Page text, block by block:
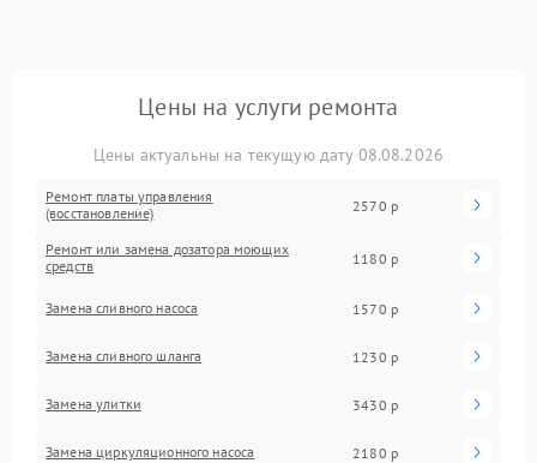
Цены на услуги ремонта
Цены актуальны на текущую дату 08.08.2026
Ремонт платы управления
(восстановление)
2570 р
Ремонт или замена дозатора моющих
средств
1180 р
Замена сливного насоса 1570 р
Замена сливного шланга 1230 р
Замена улитки 3430 р
Замена циркуляционного насоса 2180 р